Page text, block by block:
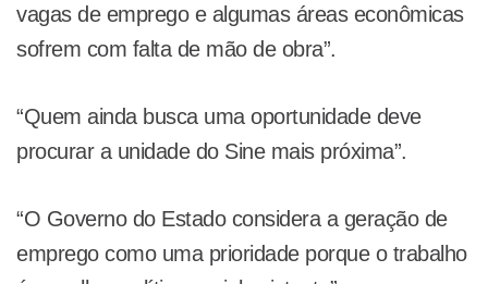
vagas de emprego e algumas áreas econômicas
sofrem com falta de mão de obra”.
“Quem ainda busca uma oportunidade deve
procurar a unidade do Sine mais próxima”.
“O Governo do Estado considera a geração de
emprego como uma prioridade porque o trabalho